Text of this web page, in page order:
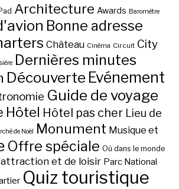
Architecture Awards Baromètre
Bonne adresse
Château Cinéma Circuit City
Dernières minutes
Découverte Evénement
Guide de voyage
Hôtel Hôtel pas cher Lieu de
de Noël Monument Musique et
Offre spéciale Où dans le monde
et de loisir Parc National
Quiz touristique